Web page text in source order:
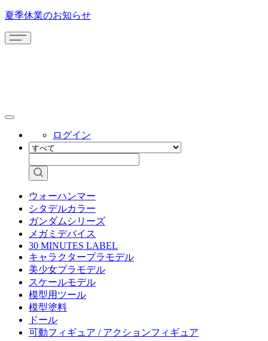
夏季休業のお知らせ
ログイン
ウォーハンマー
シタデルカラー
ガンダムシリーズ
メガミデバイス
30 MINUTES LABEL
キャラクタープラモデル
美少女プラモデル
スケールモデル
模型用ツール
模型塗料
ドール
可動フィギュア / アクションフィギュア